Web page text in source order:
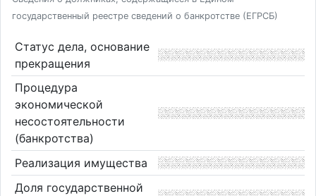
государственный реестре сведений о банкротстве (ЕГРСБ)
Статус дела, основание
прекращения
Процедура
экономической
несостоятельности
(банкротства)
Реализация имущества
Доля государственной